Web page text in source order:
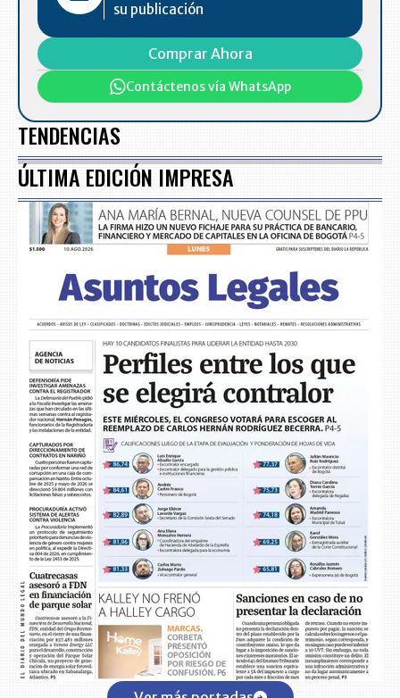
su publicación
Comprar Ahora
Contáctenos vía WhatsApp
TENDENCIAS
ÚLTIMA EDICIÓN IMPRESA